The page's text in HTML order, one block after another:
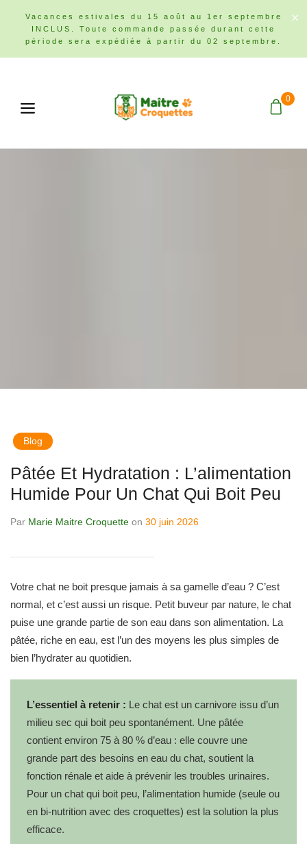
Vacances estivales du 15 août au 1er septembre
INCLUS. Toute commande passée durant cette
période sera expédiée à partir du 02 septembre.
0
Blog
Pâtée Et Hydratation : L’alimentation
Humide Pour Un Chat Qui Boit Peu
Par Marie Maitre Croquette on 30 juin 2026
Votre chat ne boit presque jamais à sa gamelle d’eau ? C’est
normal, et c’est aussi un risque. Petit buveur par nature, le chat
puise une grande partie de son eau dans son alimentation. La
pâtée, riche en eau, est l’un des moyens les plus simples de
bien l’hydrater au quotidien.
L’essentiel à retenir : Le chat est un carnivore issu d’un
milieu sec qui boit peu spontanément. Une pâtée
contient environ 75 à 80 % d’eau : elle couvre une
grande part des besoins en eau du chat, soutient la
fonction rénale et aide à prévenir les troubles urinaires.
Pour un chat qui boit peu, l’alimentation humide (seule ou
en bi-nutrition avec des croquettes) est la solution la plus
efficace.